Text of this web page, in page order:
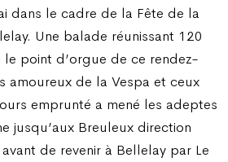
dans le cadre de la Fête de la
Une balade réunissant 120
le point d’orgue de ce rendez-
amoureux de la Vespa et ceux
emprunté a mené les adeptes
jusqu’aux Breuleux direction
de revenir à Bellelay par Le